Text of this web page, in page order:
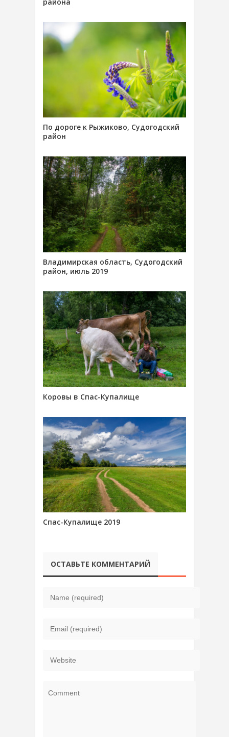
По дороге к Рыжиково, Судогодский
район
Владимирская область, Судогодский
район, июль 2019
Коровы в Спас-Купалище
Спас-Купалище 2019
ОСТАВЬТЕ КОММЕНТАРИЙ